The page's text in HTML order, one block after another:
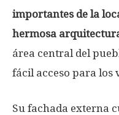
importantes de la
hermosa
área central del
fácil acceso para los
Su fachada externa